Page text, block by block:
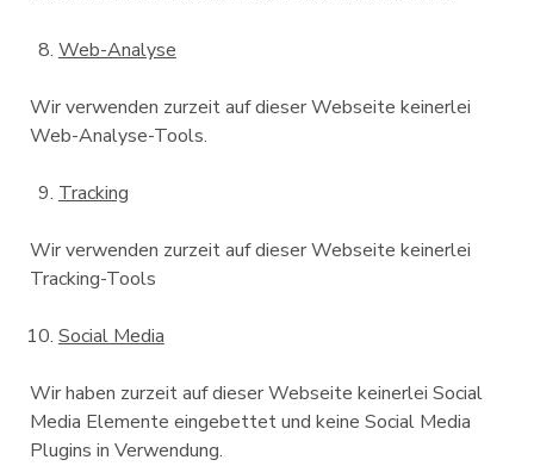
Web-Analyse
Wir verwenden zurzeit auf dieser Webseite keinerlei
Web-Analyse-Tools.
Tracking
Wir verwenden zurzeit auf dieser Webseite keinerlei
Tracking-Tools
Social Media
Wir haben zurzeit auf dieser Webseite keinerlei Social
Media Elemente eingebettet und keine Social Media
Plugins in Verwendung.